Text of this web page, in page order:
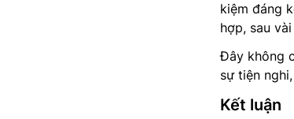
kiệm đáng
hợp, sau
Đây không
sự tiện
Kết luận